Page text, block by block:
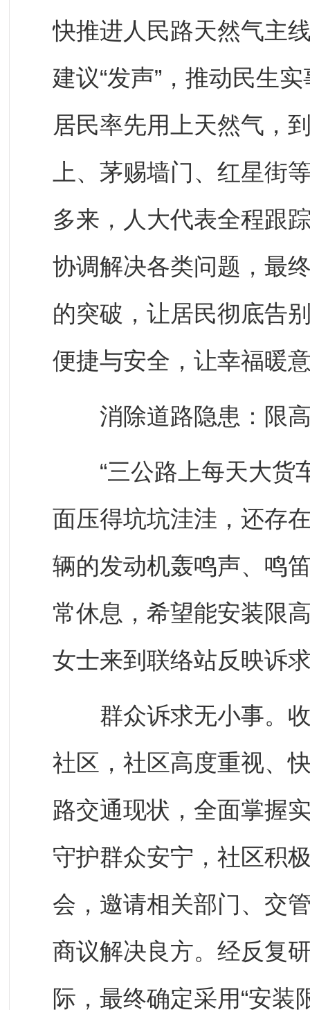
快推进人民路天然气主
建议“发声”，推动民生
居民率先用上天然气，
上、茅赐墙门、红星街
多来，人大代表全程跟
协调解决各类问题，最
的突破，让居民彻底告
便捷与安全，让幸福暖
消除道路隐患：限高
“三公路上每天大货
面压得坑坑洼洼，还存
辆的发动机轰鸣声、鸣
常休息，希望能安装限
女士来到联络站反映诉
群众诉求无小事。收
社区，社区高度重视、
路交通现状，全面掌握
守护群众安宁，社区积
会，邀请相关部门、交
商议解决良方。经反复
际，最终确定采用“安装